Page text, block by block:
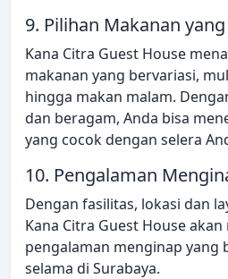
9. Pilihan Makanan
Kana Citra Guest House
makanan yang bervariasi,
hingga makan malam.
dan beragam, Anda bisa
yang cocok dengan selera
10. Pengalaman
Dengan fasilitas, lokasi dan
Kana Citra Guest House
pengalaman menginap yang
selama di Surabaya.